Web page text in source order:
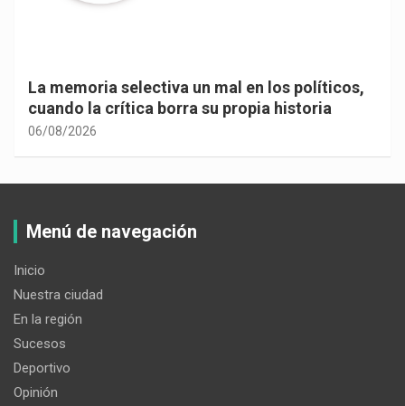
La memoria selectiva un mal en los políticos,
cuando la crítica borra su propia historia
06/08/2026
Menú de navegación
Inicio
Nuestra ciudad
En la región
Sucesos
Deportivo
Opinión